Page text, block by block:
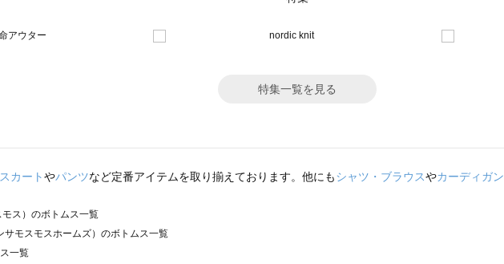
特集一覧を見る
スカートやパンツなど定番アイテムを取り揃えております。他にもシャツ・ブラウスやカーディガン
ス）のボトムス一覧
モスモスホームズ）のボトムス一覧
一覧